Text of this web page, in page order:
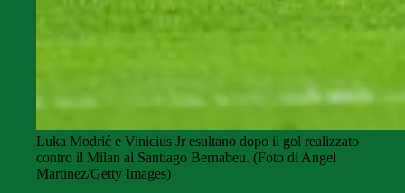
Luka Modrić e Vinicius Jr esultano dopo il gol realizzato
contro il Milan al Santiago Bernabeu. (Foto di Angel
Martinez/Getty Images)